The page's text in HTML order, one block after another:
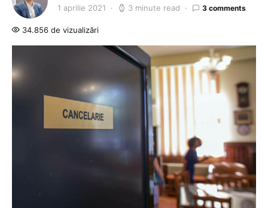
1 aprilie 2021 3 minute read 3 comments
34.856 de vizualizări